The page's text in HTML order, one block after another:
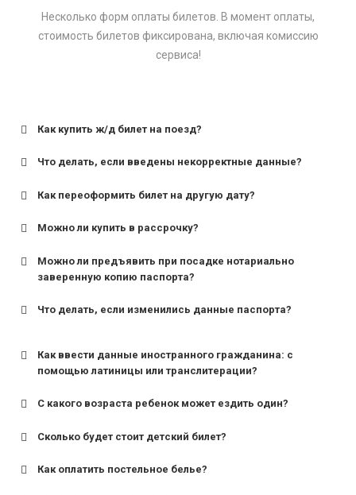
Несколько форм оплаты билетов. В момент оплаты,
стоимость билетов фиксирована, включая комиссию
сервиса!
Как купить ж/д билет на поезд?
Что делать, если введены некорректные данные?
Как переоформить билет на другую дату?
Можно ли купить в рассрочку?
Можно ли предъявить при посадке нотариально
заверенную копию паспорта?
Что делать, если изменились данные паспорта?
Как ввести данные иностранного гражданина: с
помощью латиницы или транслитерации?
С какого возраста ребенок может ездить один?
для поездов дальнего следования — от 10 лет и
Сколько будет стоит детский билет?
Как оплатить постельное белье?